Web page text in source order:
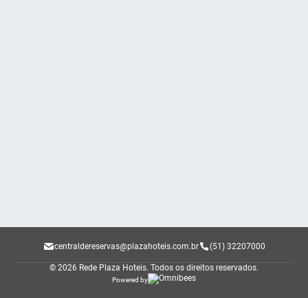
centraldereservas@plazahoteis.com.br (51) 32207000
© 2026 Rede Plaza Hoteis. Todos os direitos reservados.
Powered by